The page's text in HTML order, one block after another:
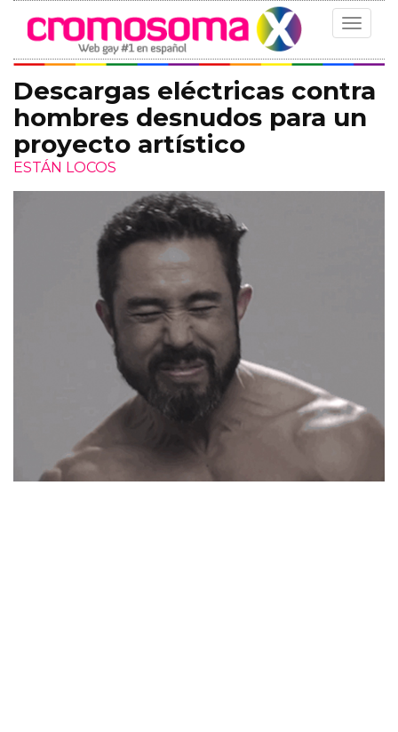
Toggle
Descargas eléctricas contra
hombres desnudos para un
proyecto artístico
ESTÁN LOCOS